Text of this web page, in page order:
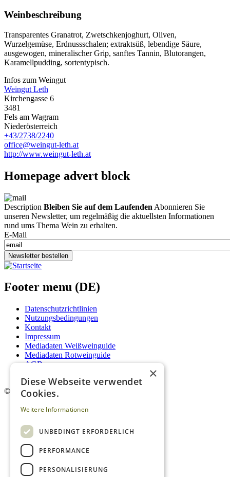
Weinbeschreibung
Transparentes Granatrot, Zwetschkenjoghurt, Oliven,
Wurzelgemüse, Erdnussschalen; extraktsüß, lebendige Säure,
ausgewogen, mineralischer Grip, sanftes Tannin, Blutorangen,
Karamellpudding, sortentypisch.
Infos zum Weingut
Weingut Leth
Kirchengasse 6
3481
Fels am Wagram
Niederösterreich
+43/2738/2240
office@weingut-leth.at
http://www.weingut-leth.at
Homepage advert block
Description Bleiben Sie auf dem Laufenden Abonnieren Sie
unseren Newsletter, um regelmäßig die aktuellsten Informationen
rund ums Thema Wein zu erhalten.
E-Mail
Newsletter bestellen
Footer menu (DE)
Datenschutzrichtlinien
Nutzungsbedingungen
Kontakt
Impressum
Mediadaten Weißweinguide
Mediadaten Rotweinguide
AGB
© 2026. Alle Rechte vorbehalten.
×
Diese Webseite verwendet
Cookies.
Weitere Informationen
UNBEDINGT ERFORDERLICH
PERFORMANCE
PERSONALISIERUNG